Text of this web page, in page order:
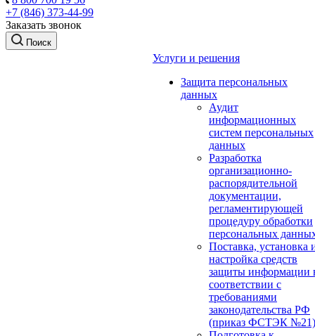
+7 (846) 373-44-99
Заказать звонок
Поиск
Услуги и решения
Защита персональных
данных
Аудит
информационных
систем персональных
данных
Разработка
организационно-
распорядительной
документации,
регламентирующей
процедуру обработки
персональных
Поставка, установка
настройка средств
защиты информации
соответствии с
требованиями
законодательства РФ
(приказ ФСТЭК №21)